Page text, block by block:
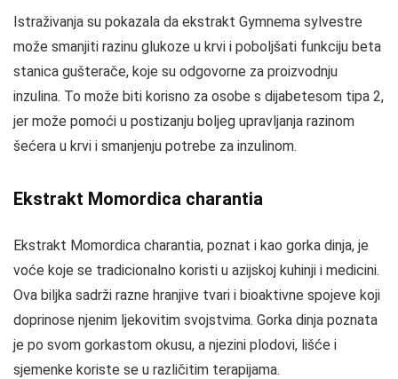
Istraživanja su pokazala da ekstrakt Gymnema sylvestre
može smanjiti razinu glukoze u krvi i poboljšati funkciju beta
stanica gušterače, koje su odgovorne za proizvodnju
inzulina. To može biti korisno za osobe s dijabetesom tipa 2,
jer može pomoći u postizanju boljeg upravljanja razinom
šećera u krvi i smanjenju potrebe za inzulinom.
Ekstrakt Momordica charantia
Ekstrakt Momordica charantia, poznat i kao gorka dinja, je
voće koje se tradicionalno koristi u azijskoj kuhinji i medicini.
Ova biljka sadrži razne hranjive tvari i bioaktivne spojeve koji
doprinose njenim ljekovitim svojstvima. Gorka dinja poznata
je po svom gorkastom okusu, a njezini plodovi, lišće i
sjemenke koriste se u različitim terapijama.